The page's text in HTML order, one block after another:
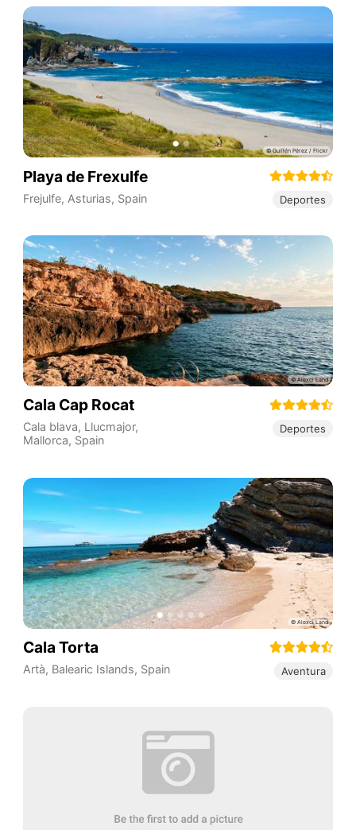
Playa de Frexulfe
Frejulfe, Asturias, Spain Deportes
Cala Cap Rocat
Cala blava, Llucmajor,
Mallorca, Spain
Deportes
Cala Torta
Artà, Balearic Islands, Spain Aventura